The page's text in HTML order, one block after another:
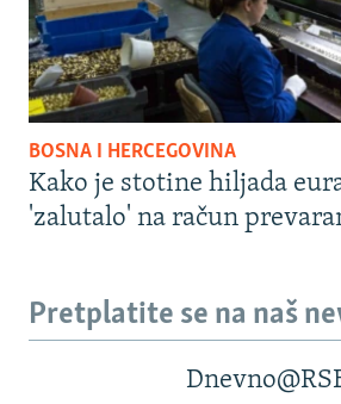
BOSNA I HERCEGOVINA
Kako je stotine hiljada
'zalutalo' na račun
Pretplatite se na naš